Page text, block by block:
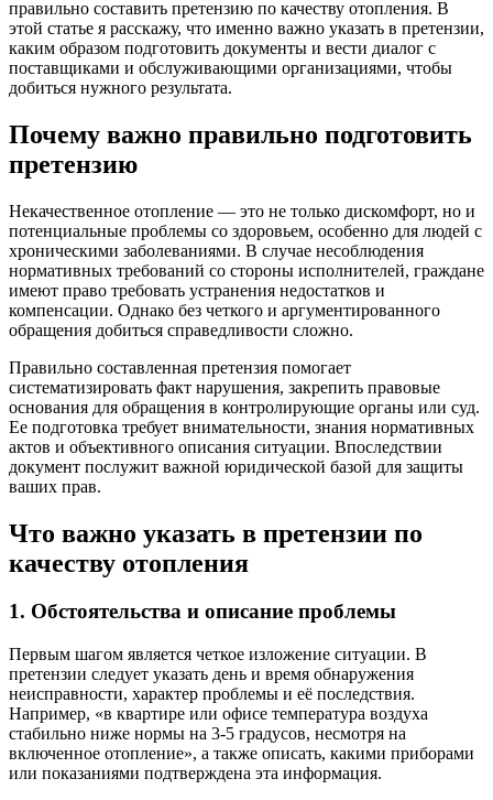
правильно составить претензию по качеству отопления. В
этой статье я расскажу, что именно важно указать в претензии,
каким образом подготовить документы и вести диалог с
поставщиками и обслуживающими организациями, чтобы
добиться нужного результата.
Почему важно правильно подготовить
претензию
Некачественное отопление — это не только дискомфорт, но и
потенциальные проблемы со здоровьем, особенно для людей с
хроническими заболеваниями. В случае несоблюдения
нормативных требований со стороны исполнителей, граждане
имеют право требовать устранения недостатков и
компенсации. Однако без четкого и аргументированного
обращения добиться справедливости сложно.
Правильно составленная претензия помогает
систематизировать факт нарушения, закрепить правовые
основания для обращения в контролирующие органы или суд.
Ее подготовка требует внимательности, знания нормативных
актов и объективного описания ситуации. Впоследствии
документ послужит важной юридической базой для защиты
ваших прав.
Что важно указать в претензии по
качеству отопления
1. Обстоятельства и описание проблемы
Первым шагом является четкое изложение ситуации. В
претензии следует указать день и время обнаружения
неисправности, характер проблемы и её последствия.
Например, «в квартире или офисе температура воздуха
стабильно ниже нормы на 3-5 градусов, несмотря на
включенное отопление», а также описать, какими приборами
или показаниями подтверждена эта информация.